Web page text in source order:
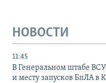
НОВОСТИ
11:45
В Генеральном штабе
и месту запусков БпЛА в